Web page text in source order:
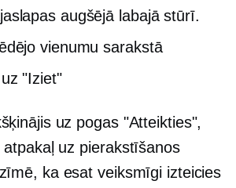
augšējā labajā stūrī.
vienumu sarakstā
"Iziet"
uz pogas "Atteikties",
uz pierakstīšanos
ka esat veiksmīgi izteicies